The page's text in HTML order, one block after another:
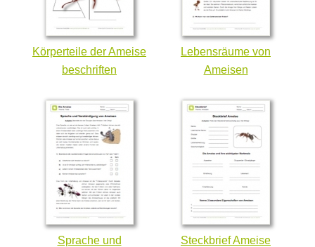
Körperteile der Ameise
beschriften
Lebensräume von
Ameisen
Sprache und Steckbrief Ameise